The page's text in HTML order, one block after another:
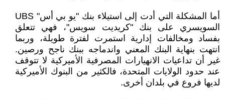
أما المشكلة التي أدت إلى استيلاء بنك "يو بي أس" UBS
السويسري على بنك "كريديت سويس"، فهي تتعلق
بفساد ومخالفات إدارية استمرت لفترة طويلة، وربما
انتهت بنهاية البنك المعني واندماجه ببنك ناجح ورصين.
غير أن تداعيات الانهيارات المصرفية الأميركية لا تتوقف
عند حدود الولايات المتحدة، فالكثير من البنوك الأميركية
لديها فروع في بلدان أخرى.